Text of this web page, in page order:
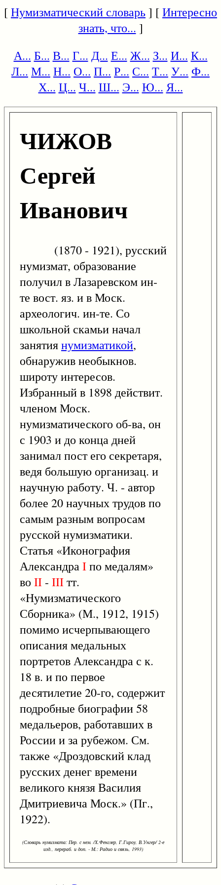
[Нумизматический словарь] [Интересно
знать, что... ]
А... Б... В... Г... Д... Е... Ж... З... И... К...
Л... М... Н... О... П... Р... С... Т... У... Ф...
Х... Ц... Ч... Ш... Э... Ю... Я...
ЧИЖОВ
Сергей
Иванович
(1870 - 1921), русский
нумизмат, образование
получил в Лазаревском ин-
те вост. яз. и в Моск.
археологич. ин-те. Со
школьной скамьи начал
занятиянумизматикой,
обнаружив необыкнов.
широту интересов.
Избранный в 1898 действит.
членом Моск.
нумизматического об-ва, он
с 1903 и до конца дней
занимал пост его секретаря,
ведя большую организац. и
научную работу. Ч. - автор
более 20 научных трудов по
самым разным вопросам
русской нумизматики.
Статья «Иконография
АлександраIпо медалям»
во II - IIIтт.
«Нумизматического
Сборника» (М., 1912, 1915)
помимо исчерпывающего
описания медальных
портретов Александра с к.
18 в. и по первое
десятилетие 20-го, содержит
подробные биографии 58
медальеров, работавших в
России и за рубежом. См.
также «Дроздовский клад
русских денег времени
великого князя Василия
Дмитриевича Моск.» (Пг.,
1922).
(Словарь нумизмата: Пер. с нем. /Х.Фенглер, Г.Гироу, В.Унгер/ 2-е
изд., перераб. и доп. - М.: Радио и связь, 1993)